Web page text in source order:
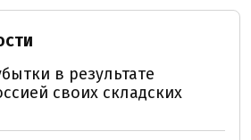
в результате
своих складских